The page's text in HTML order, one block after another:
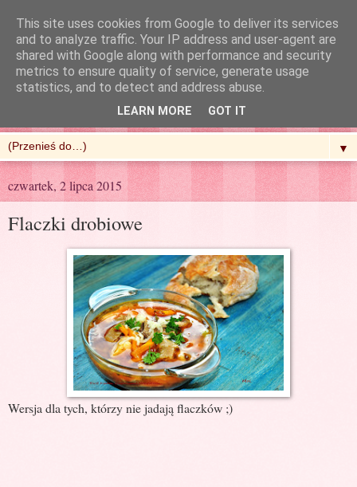
R'n'G Kitchen
▼
czwartek, 2 lipca 2015
Flaczki drobiowe
Wersja dla tych, którzy nie jadają flaczków ;)
This site uses cookies from Google to deliver its services
and to analyze traffic. Your IP address and user-agent are
shared with Google along with performance and security
metrics to ensure quality of service, generate usage
statistics, and to detect and address abuse.
LEARN MORE GOT IT